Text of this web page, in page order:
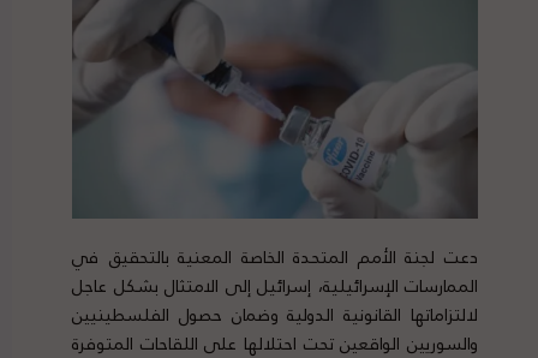
دعت لجنة الأمم المتحدة الخاصة المعنية بالتحقيق في
الممارسات الإسرائيلية، إسرائيل إلى الامتثال بشكل عاجل
لالتزاماتها القانونية الدولية وضمان حصول الفلسطينيين
والسوريين الواقعين تحت احتلالها على اللقاحات المتوفرة